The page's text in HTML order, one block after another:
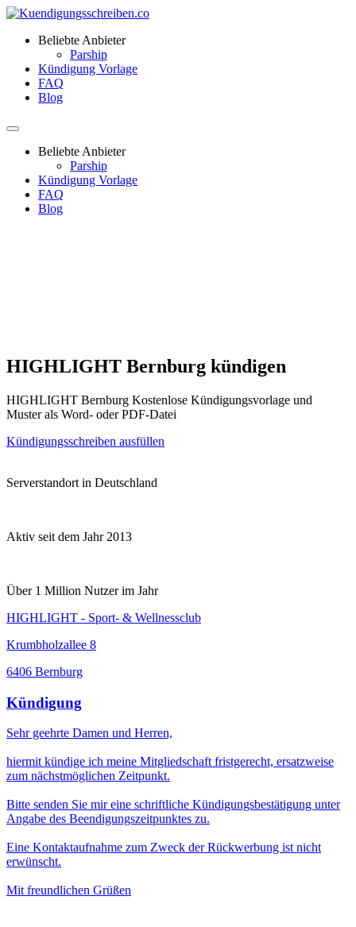
Beliebte Anbieter
Parship
Kündigung Vorlage
FAQ
Blog
Beliebte Anbieter
Parship
Kündigung Vorlage
FAQ
Blog
HIGHLIGHT Bernburg kündigen
HIGHLIGHT Bernburg Kostenlose Kündigungsvorlage und
Muster als Word- oder PDF-Datei
Kündigungsschreiben ausfüllen
Serverstandort in Deutschland
Aktiv seit dem Jahr 2013
Über 1 Million Nutzer im Jahr
HIGHLIGHT - Sport- & Wellnessclub
Krumbholzallee 8
6406 Bernburg
Kündigung
Sehr geehrte Damen und Herren,
hiermit kündige ich meine Mitgliedschaft fristgerecht, ersatzweise
zum nächstmöglichen Zeitpunkt.
Bitte senden Sie mir eine schriftliche Kündigungsbestätigung unter
Angabe des Beendigungszeitpunktes zu.
Eine Kontaktaufnahme zum Zweck der Rückwerbung ist nicht
erwünscht.
Mit freundlichen Grüßen